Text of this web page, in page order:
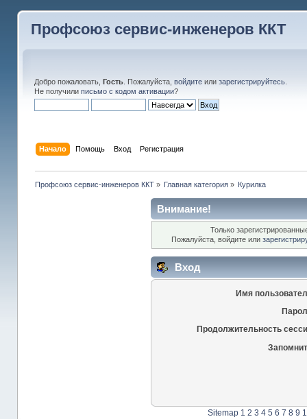
Профсоюз сервис-инженеров ККТ
Добро пожаловать, Гость. Пожалуйста, войдитеили зарегистрируйтесь.
Не получили письмо с кодом активации?
Начало Помощь Вход Регистрация
Профсоюз сервис-инженеров ККТ» Главная категория » Курилка
Внимание!
Только
Пожалуйста, войдите или
Вход
Имя
Продолжительность
Sitemap 1 2 3 4 5 6 7 8 9